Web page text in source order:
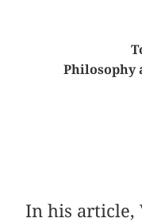
Philosophy
In his article,